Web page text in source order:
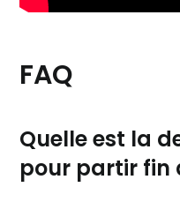
FAQ
Quelle est la
pour partir fin